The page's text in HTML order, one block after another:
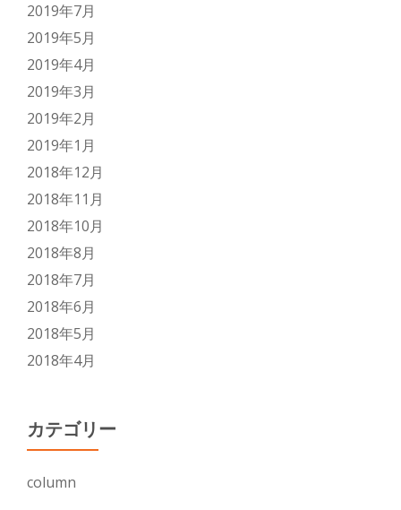
2019年7月
2019年5月
2019年4月
2019年3月
2019年2月
2019年1月
2018年12月
2018年11月
2018年10月
2018年8月
2018年7月
2018年6月
2018年5月
2018年4月
カテゴリー
column